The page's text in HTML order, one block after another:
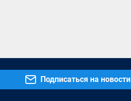
Подписаться на новости